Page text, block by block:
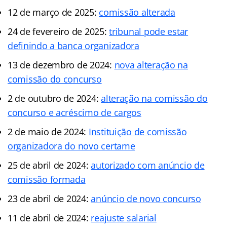
12 de março de 2025: comissão alterada
24 de fevereiro de 2025:tribunal pode estar
definindo a banca organizadora
13 de dezembro de 2024: nova alteração na
comissão do concurso
2 de outubro de 2024:alteração na comissão do
concurso e acréscimo de cargos
2 de maio de 2024: Instituição de comissão
organizadora do novo certame
25 de abril de 2024:autorizado com anúncio de
comissão formada
23 de abril de 2024:anúncio de novo concurso
11 de abril de 2024: reajuste salarial